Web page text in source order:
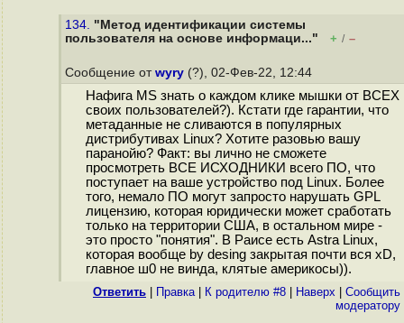
134. "Метод идентификации системы
пользователя на основе информаци..."
+ / –
Сообщение от wyry (?), 02-Фев-22, 12:44
Нафига MS знать о каждом клике мышки от ВСЕХ
своих пользователей?). Кстати где гарантии, что
метаданные не сливаются в популярных
дистрибутивах Linuх? Хотите разовью вашу
паранойю? Факт: вы лично не сможете
просмотреть ВСЕ ИСХОДНИКИ всего ПО, что
поступает на ваше устройство под Linux. Более
того, немало ПО могут запросто нарушать GPL
лицензию, которая юридически может сработать
только на территории США, в остальном мире -
это просто "понятия". В Раисе есть Astra Linux,
которая вообще by desing закрытая почти вся xD,
главное ш0 не винда, клятые америкосы)).
Ответить Правка| К родителю #8 Наверх
Cообщить
модератору